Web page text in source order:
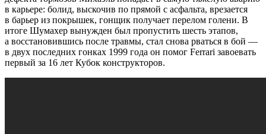
в карьере: болид, выскочив по прямой с асфальта, врезается
в барьер из покрышек, гонщик получает перелом голени. В
итоге Шумахер вынужден был пропустить шесть этапов,
а восстановившись после травмы, стал снова рваться в бой —
в двух последних гонках 1999 года он помог Ferrari завоевать
первый за 16 лет Кубок конструкторов.